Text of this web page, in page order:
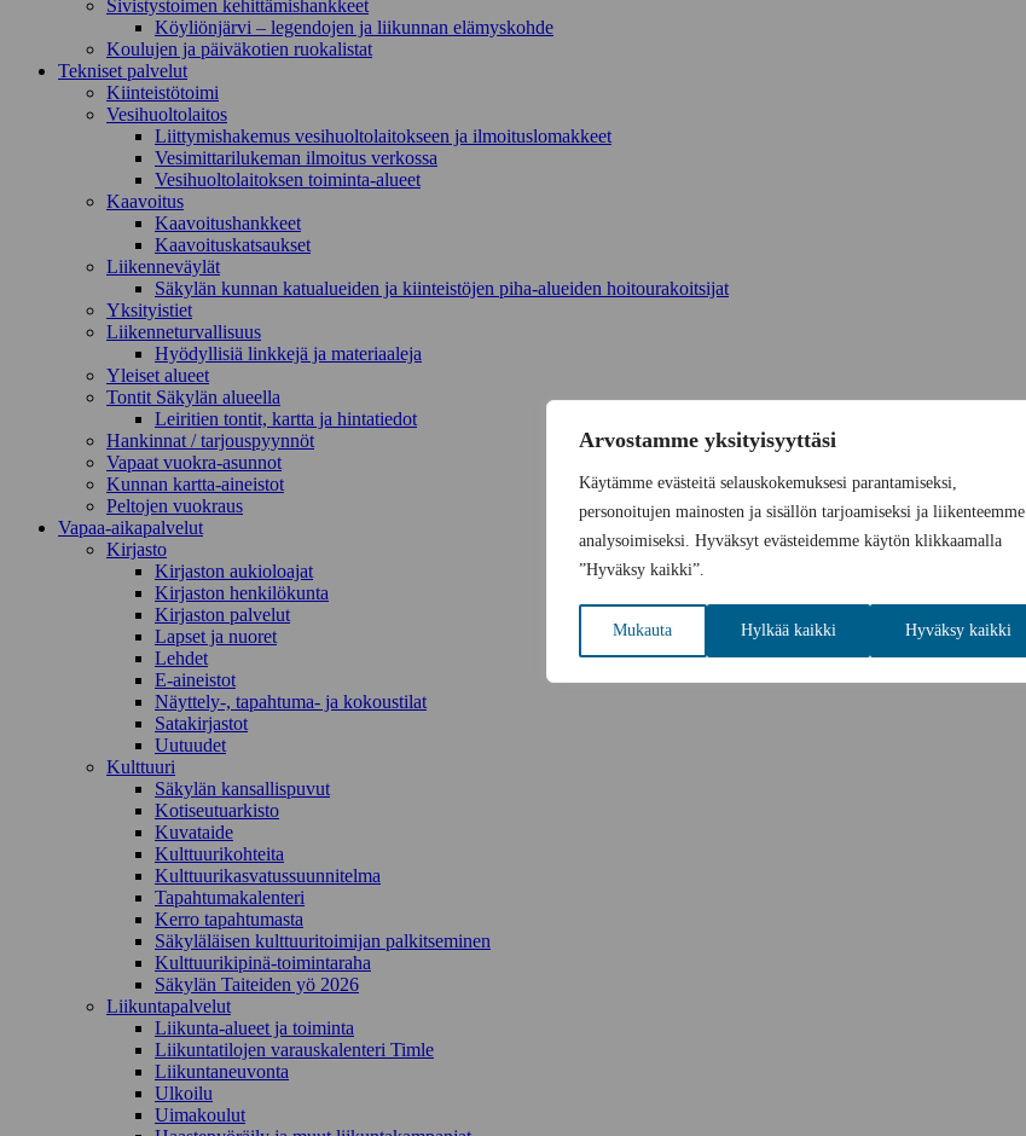
Arvostamme yksityisyyttäsi
Käytämme evästeitä selauskokemuksesi parantamiseksi,
personoitujen mainosten ja sisällön tarjoamiseksi ja liikenteemme
analysoimiseksi. Hyväksyt evästeidemme käytön klikkaamalla
”Hyväksy kaikki”.
Mukauta Hylkää kaikki Hyväksy kaikki
Sivistystoimen kehittämishankkeet
Köyliönjärvi – legendojen ja liikunnan elämyskohde
Koulujen ja päiväkotien ruokalistat
Tekniset palvelut
Kiinteistötoimi
Vesihuoltolaitos
Liittymishakemus vesihuoltolaitokseen ja ilmoituslomakkeet
Vesimittarilukeman ilmoitus verkossa
Vesihuoltolaitoksen toiminta-alueet
Kaavoitus
Kaavoitushankkeet
Kaavoituskatsaukset
Liikenneväylät
Säkylän kunnan katualueiden ja kiinteistöjen piha-alueiden hoitourakoitsijat
Yksityistiet
Liikenneturvallisuus
Hyödyllisiä linkkejä ja materiaaleja
Yleiset alueet
Tontit Säkylän alueella
Leiritien tontit, kartta ja hintatiedot
Hankinnat / tarjouspyynnöt
Vapaat vuokra-asunnot
Kunnan kartta-aineistot
Peltojen vuokraus
Vapaa-aika­palvelut
Kirjasto
Kirjaston aukioloajat
Kirjaston henkilökunta
Kirjaston palvelut
Lapset ja nuoret
Lehdet
E-aineistot
Näyttely-, tapahtuma- ja kokoustilat
Satakirjastot
Uutuudet
Kulttuuri
Säkylän kansallispuvut
Kotiseutuarkisto
Kuvataide
Kulttuurikohteita
Kulttuurikasvatussuunnitelma
Tapahtumakalenteri
Kerro tapahtumasta
Säkyläläisen kulttuuritoimijan palkitseminen
Kulttuurikipinä-toimintaraha
Säkylän Taiteiden yö 2026
Liikuntapalvelut
Liikunta-alueet ja toiminta
Liikuntatilojen varauskalenteri Timle
Liikuntaneuvonta
Ulkoilu
Uimakoulut